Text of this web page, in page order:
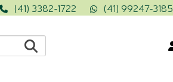
(41) 3382-1722 (41) 99247-3185